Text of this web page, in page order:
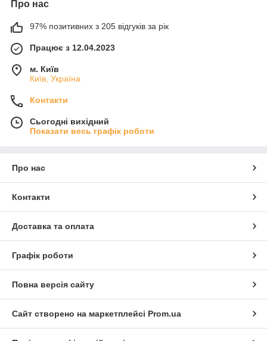
Про нас
97% позитивних з 205 відгуків за рік
Працює з 12.04.2023
м. Київ
Київ, Україна
Контакти
Сьогодні вихідний
Показати весь графік роботи
Про нас
Контакти
Доставка та оплата
Графік роботи
Повна версія сайту
Сайт створено на маркетплейсі Prom.ua